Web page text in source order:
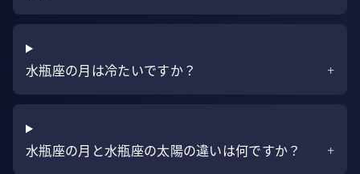
水瓶座の月は冷たいですか？ +
水瓶座の月と水瓶座の太陽の違いは何ですか？ +